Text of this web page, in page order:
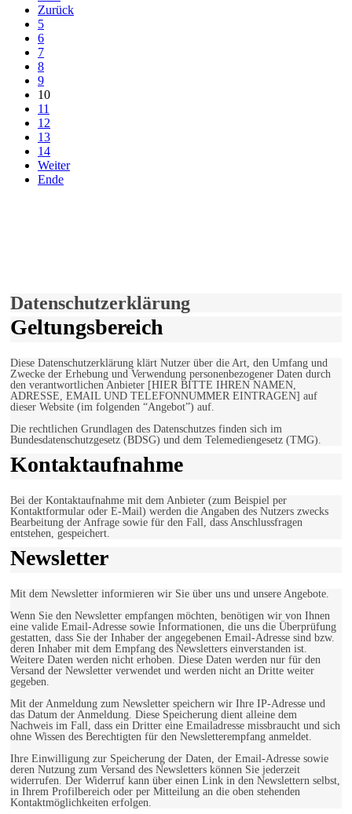
Zurück
5
6
7
8
9
10
11
12
13
14
Weiter
Ende
Datenschutzerklärung
Geltungsbereich
Diese Datenschutzerklärung klärt Nutzer über die Art, den Umfang und
Zwecke der Erhebung und Verwendung personenbezogener Daten durch
den verantwortlichen Anbieter [HIER BITTE IHREN NAMEN,
ADRESSE, EMAIL UND TELEFONNUMMER EINTRAGEN] auf
dieser Website (im folgenden “Angebot”) auf.
Die rechtlichen Grundlagen des Datenschutzes finden sich im
Bundesdatenschutzgesetz (BDSG) und dem Telemediengesetz (TMG).
Kontaktaufnahme
Bei der Kontaktaufnahme mit dem Anbieter (zum Beispiel per
Kontaktformular oder E-Mail) werden die Angaben des Nutzers zwecks
Bearbeitung der Anfrage sowie für den Fall, dass Anschlussfragen
entstehen, gespeichert.
Newsletter
Mit dem Newsletter informieren wir Sie über uns und unsere Angebote.
Wenn Sie den Newsletter empfangen möchten, benötigen wir von Ihnen
eine valide Email-Adresse sowie Informationen, die uns die Überprüfung
gestatten, dass Sie der Inhaber der angegebenen Email-Adresse sind bzw.
deren Inhaber mit dem Empfang des Newsletters einverstanden ist.
Weitere Daten werden nicht erhoben. Diese Daten werden nur für den
Versand der Newsletter verwendet und werden nicht an Dritte weiter
gegeben.
Mit der Anmeldung zum Newsletter speichern wir Ihre IP-Adresse und
das Datum der Anmeldung. Diese Speicherung dient alleine dem
Nachweis im Fall, dass ein Dritter eine Emailadresse missbraucht und sich
ohne Wissen des Berechtigten für den Newsletterempfang anmeldet.
Ihre Einwilligung zur Speicherung der Daten, der Email-Adresse sowie
deren Nutzung zum Versand des Newsletters können Sie jederzeit
widerrufen. Der Widerruf kann über einen Link in den Newslettern selbst,
in Ihrem Profilbereich oder per Mitteilung an die oben stehenden
Kontaktmöglichkeiten erfolgen.